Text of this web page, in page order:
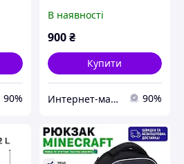
90%
В наявності
900₴
Купити
Интернет-магазин ChicCarry 90%